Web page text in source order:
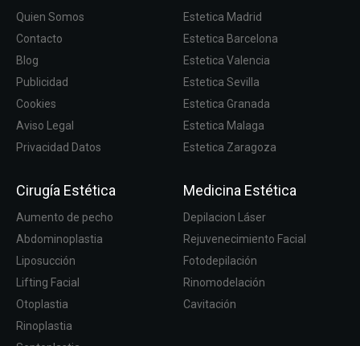
Quien Somos
Contacto
Blog
Publicidad
Cookies
Aviso Legal
Privacidad Datos
Estetica Madrid
Estetica Barcelona
Estetica Valencia
Estetica Sevilla
Estetica Granada
Estetica Malaga
Estetica Zaragoza
Cirugía Estética
Aumento de pecho
Abdominoplastia
Liposucción
Lifting Facial
Otoplastia
Rinoplastia
Medicina Estética
Depilacion Láser
Rejuvenecimiento Facial
Fotodepilación
Rinomodelación
Cavitación